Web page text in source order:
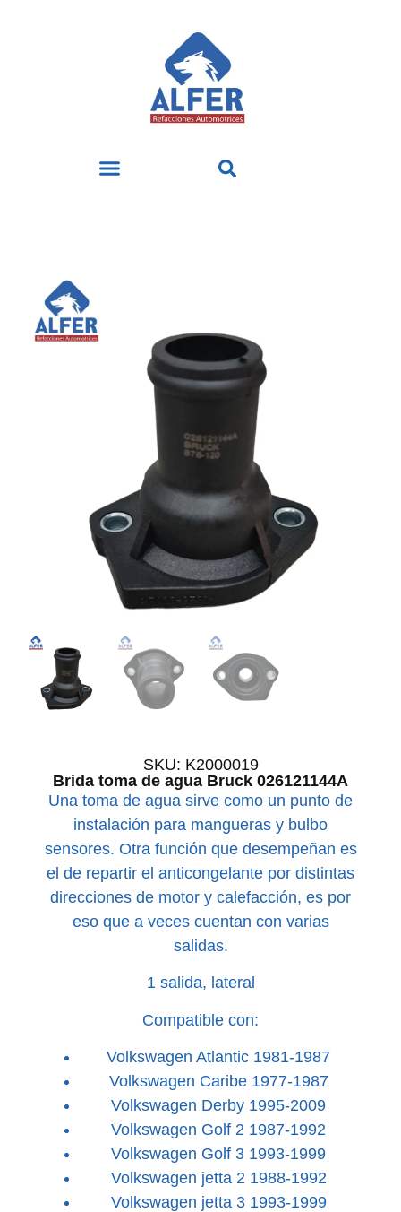
SKU: K2000019
Brida toma de agua Bruck 026121144A
Una toma de agua sirve como un punto de
instalación para mangueras y bulbo
sensores. Otra función que desempeñan es
el de repartir el anticongelante por distintas
direcciones de motor y calefacción, es por
eso que a veces cuentan con varias
salidas.
1 salida, lateral
Compatible con:
Volkswagen Atlantic 1981-1987
Volkswagen Caribe 1977-1987
Volkswagen Derby 1995-2009
Volkswagen Golf 2 1987-1992
Volkswagen Golf 3 1993-1999
Volkswagen jetta 2 1988-1992
Volkswagen jetta 3 1993-1999